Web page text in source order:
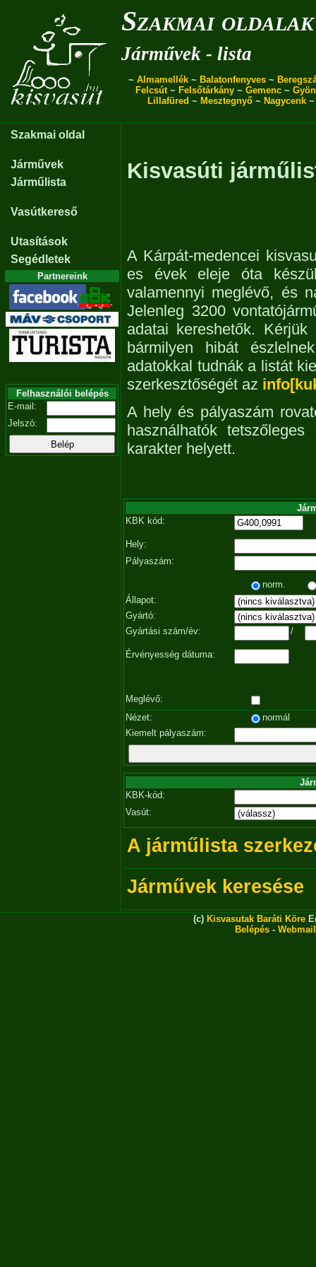
Szakmai oldalak
Járművek - lista
~ Almamellék ~ Balatonfenyves ~
Felcsút~ Felsőtárkány ~ Gemenc ~
Lillafüred ~ Mesztegnyő~ Nagycenk
Szakmai oldal
Járművek
Járműlista
Vasútkereső
Utasítások
Segédletek
Partnereink
Felhasználói belépés
E-mail:
Jelszó:
Kisvasúti
A Kárpát-medencei
es évek eleje óta
valamennyi meglévő, és
Jelenleg 3200
adatai kereshetők.
bármilyen hibát
adatokkal tudnák a listát
szerkesztőségét az
A hely és pályaszám
használhatók
karakter helyett.
KBK kód:
Hely:
Pályaszám:
norm.
Állapot:
Gyártó:
Gyártási szám/év:
/
Érvényesség dátuma:
Meglévő:
Nézet:
normál
Kiemelt pályaszám:
KBK-kód:
Vasút:
A járműlista
Járművek keresése
(c) Kisvasutak Baráti Köre
Belépés - Webmail